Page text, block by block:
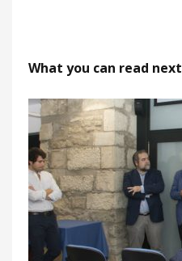
What you can read next